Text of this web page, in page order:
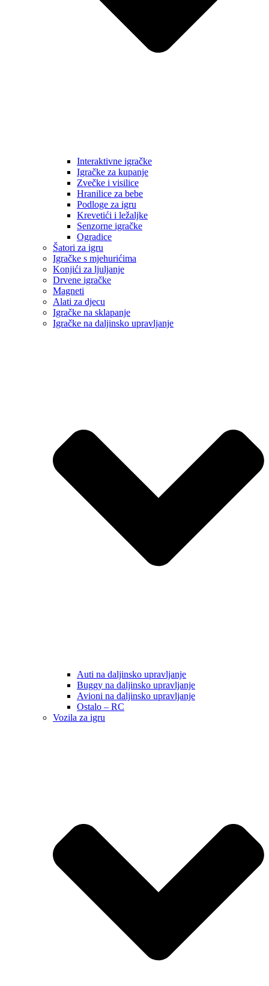
Interaktivne igračke
Igračke za kupanje
Zvečke i visilice
Hranilice za bebe
Podloge za igru
Krevetići i ležaljke
Senzorne igračke
Ogradice
Šatori za igru
Igračke s mjehurićima
Konjići za ljuljanje
Drvene igračke
Magneti
Alati za djecu
Igračke na sklapanje
Igračke na daljinsko upravljanje
Auti na daljinsko upravljanje
Buggy na daljinsko upravljanje
Avioni na daljinsko upravljanje
Ostalo – RC
Vozila za igru